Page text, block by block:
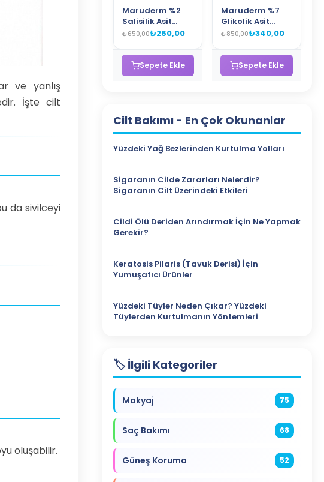
ve yanlış
İşte cilt
da sivilceyi
oluşabilir.
Maruderm %2
Salisilik Asit
(BHA) Gözenek
Tonik – Siyah
Nokta Karşıtı
Arındırıcı Tonik
₺650,00₺260,00
Sepete Ekle
Maruderm %7
Glikolik Asit
Aydınlatıcı Tonik
Cilt Yenileyici
AHA Tonik 250
ML
₺850,00₺340,00
Sepete Ekle
Cilt Bakımı - En Çok Okunanlar
Yüzdeki Yağ Bezlerinden Kurtulma Yolları
Sigaranın Cilde Zararları Nelerdir?
Sigaranın Cilt Üzerindeki Etkileri
Cildi Ölü Deriden Arındırmak İçin Ne Yapmak
Gerekir?
Keratosis Pilaris (Tavuk Derisi) İçin
Yumuşatıcı Ürünler
Yüzdeki Tüyler Neden Çıkar? Yüzdeki
Tüylerden Kurtulmanın Yöntemleri
🏷️ İlgili Kategoriler
Makyaj 75
Saç Bakımı 68
Güneş Koruma 52